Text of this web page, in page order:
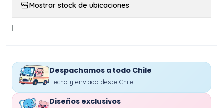
Mostrar stock de ubicaciones
|
Despachamos a todo Chile
Hecho y enviado desde Chile
Diseños exclusivos